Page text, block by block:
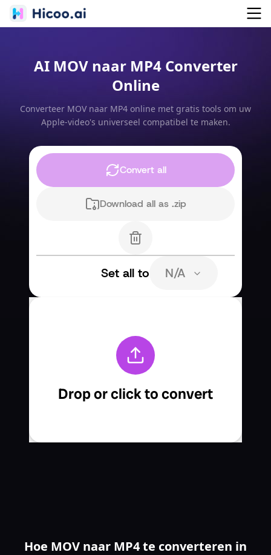
AI MOV naar MP4 Converter
Online
Converteer MOV naar MP4 online met gratis tools om uw
Apple-video's universeel compatibel te maken.
Hoe MOV naar MP4 te converteren in